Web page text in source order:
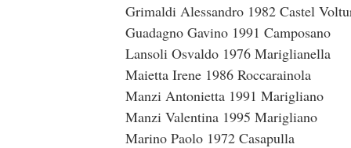
Grimaldi Alessandro 1982 Castel
Guadagno Gavino 1991 Camposano
Lansoli Osvaldo 1976 Mariglianella
Maietta Irene 1986 Roccarainola
Manzi Antonietta 1991 Marigliano
Manzi Valentina 1995 Marigliano
Marino Paolo 1972 Casapulla